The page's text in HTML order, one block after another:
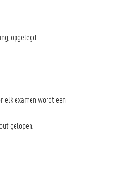
opgelegd.
elk examen wordt een
gelopen.